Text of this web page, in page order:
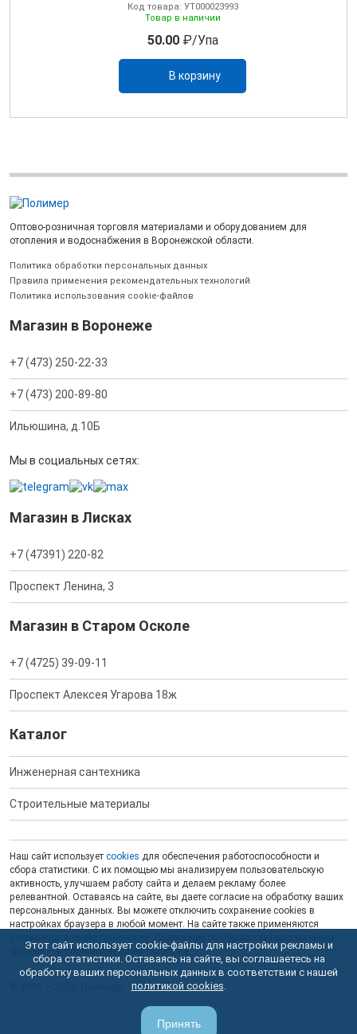
Код товара: УТ000023993
Товар в наличии
50.00₽/Упа
В корзину
Оптово-розничная торговля материалами и оборудованием для
отопления и водоснабжения в Воронежской области.
Политика обработки персональных данных
Правила применения рекомендательных технологий
Политика использования cookie-файлов
Магазин в Воронеже
+7 (473) 250-22-33
+7 (473) 200-89-80
Ильюшина, д.10Б
Мы в социальных сетях:
Магазин в Лисках
+7 (47391) 220-82
Проспект Ленина, 3
Магазин в Старом Осколе
+7 (4725) 39-09-11
Проспект Алексея Угарова 18ж
Каталог
Инженерная сантехника
Строительные материалы
Наш сайт использует cookies для обеспечения работоспособности и
сбора статистики. С их помощью мы анализируем пользовательскую
активность, улучшаем работу сайта и делаем рекламу более
релевантной. Оставаясь на сайте, вы даете согласие на обработку ваших
персональных данных. Вы можете отключить сохранение cookies в
настройках браузера в любой момент. На сайте также применяются
данных — в соответствующейПолитике.
Этот сайт использует cookie-файлы для настройки рекламы и
сбора статистики. Оставаясь на сайте, вы соглашаетесь на
обработку ваших персональных данных в соответствии с нашей
политикой cookies.
Принять